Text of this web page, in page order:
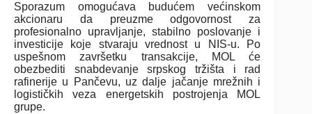
Sporazum omogućava budućem većinskom
akcionaru da preuzme odgovornost za
profesionalno upravljanje, stabilno poslovanje i
investicije koje stvaraju vrednost u NIS-u. Po
uspešnom završetku transakcije, MOL će
obezbediti snabdevanje srpskog tržišta i rad
rafinerije u Pančevu, uz dalje jačanje mrežnih i
logističkih veza energetskih postrojenja MOL
grupe.